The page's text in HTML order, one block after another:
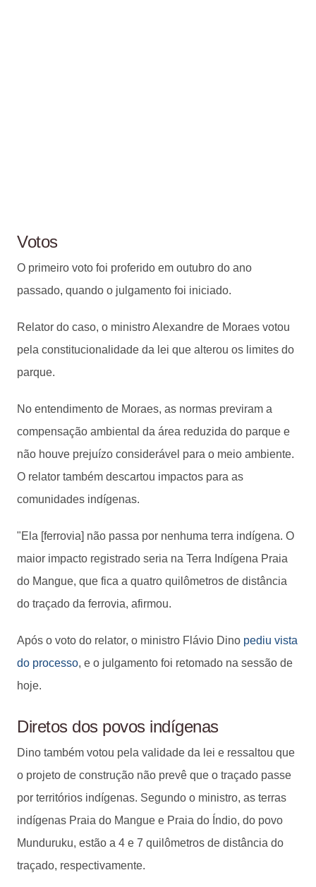
Votos
O primeiro voto foi proferido em outubro do ano
passado, quando o julgamento foi iniciado.
Relator do caso, o ministro Alexandre de Moraes votou
pela constitucionalidade da lei que alterou os limites do
parque.
No entendimento de Moraes, as normas previram a
compensação ambiental da área reduzida do parque e
não houve prejuízo considerável para o meio ambiente.
O relator também descartou impactos para as
comunidades indígenas.
"Ela [ferrovia] não passa por nenhuma terra indígena. O
maior impacto registrado seria na Terra Indígena Praia
do Mangue, que fica a quatro quilômetros de distância
do traçado da ferrovia, afirmou.
Após o voto do relator, o ministro Flávio Dino pediu vista
do processo, e o julgamento foi retomado na sessão de
hoje.
Diretos dos povos indígenas
Dino também votou pela validade da lei e ressaltou que
o projeto de construção não prevê que o traçado passe
por territórios indígenas. Segundo o ministro, as terras
indígenas Praia do Mangue e Praia do Índio, do povo
Munduruku, estão a 4 e 7 quilômetros de distância do
traçado, respectivamente.